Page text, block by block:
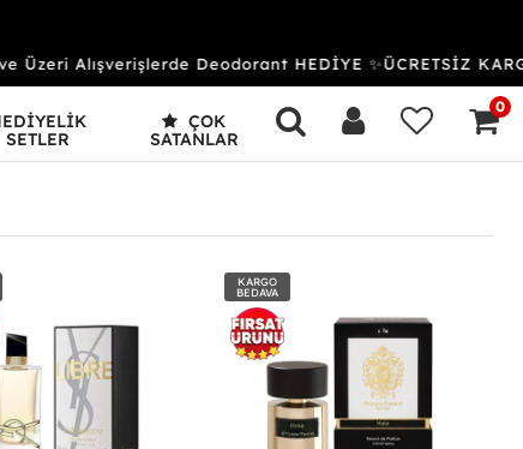
Alışverişlerde Deodorant HEDİYE ✨ÜCRETSİZ KARGO &
SETLER
ÇOK
SATANLAR
0
KARGO
BEDAVA